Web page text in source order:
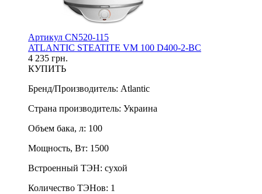
Артикул CN520-115
ATLANTIC STEATITE VM 100 D400-2-BC
4 235 грн.
КУПИТЬ
Бренд/Производитель: Atlantic
Страна производитель: Украина
Объем бака, л: 100
Мощность, Вт: 1500
Встроенный ТЭН: сухой
Количество ТЭНов: 1